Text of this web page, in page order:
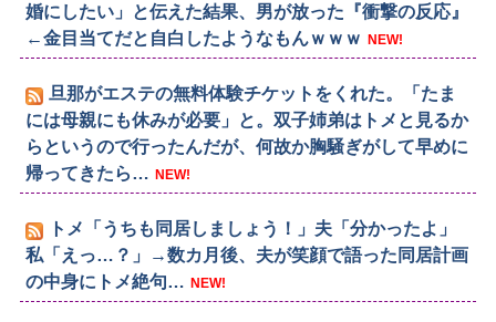
婚にしたい」と伝えた結果、男が放った『衝撃の反応』
←金目当てだと自白したようなもんｗｗｗ
NEW!
旦那がエステの無料体験チケットをくれた。「たま
には母親にも休みが必要」と。双子姉弟はトメと見るか
らというので行ったんだが、何故か胸騒ぎがして早めに
帰ってきたら… NEW!
トメ「うちも同居しましょう！」夫「分かったよ」
私「えっ…？」→数カ月後、夫が笑顔で語った同居計画
の中身にトメ絶句… NEW!